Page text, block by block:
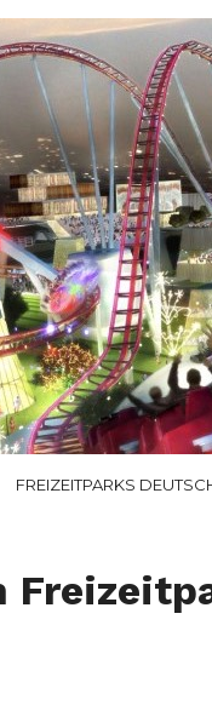
FREIZEITPARKS